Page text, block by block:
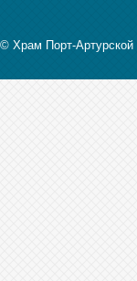
© Храм Порт-Артурской